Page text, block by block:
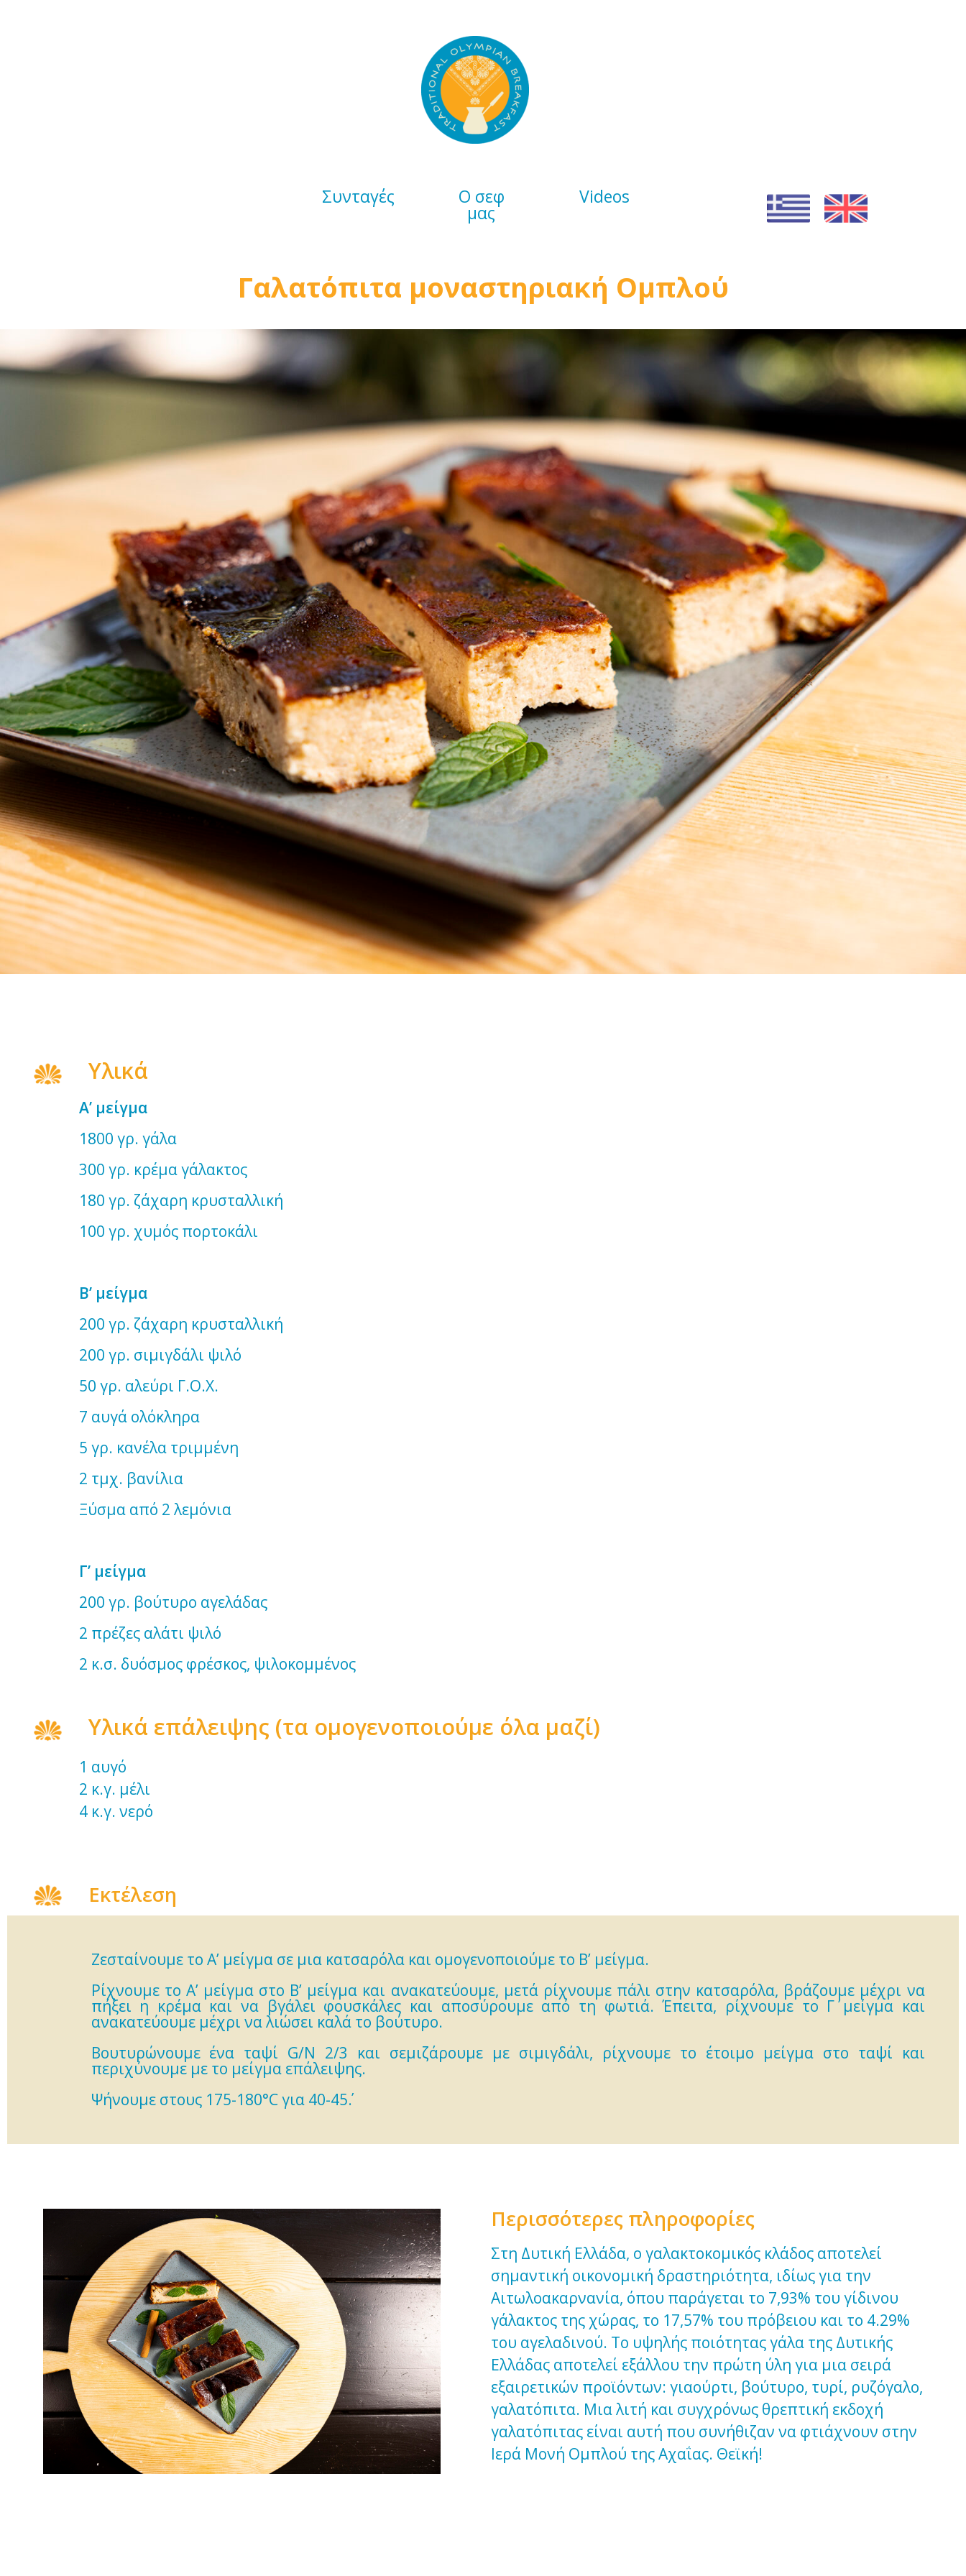
Συνταγές Ο σεφ
μας
Videos
Γαλατόπιτα μοναστηριακή Ομπλού
Υλικά
Α’ μείγμα
1800 γρ. γάλα
300 γρ. κρέμα γάλακτος
180 γρ. ζάχαρη κρυσταλλική
100 γρ. χυμός πορτοκάλι
Β’ μείγμα
200 γρ. ζάχαρη κρυσταλλική
200 γρ. σιμιγδάλι ψιλό
50 γρ. αλεύρι Γ.Ο.Χ.
7 αυγά ολόκληρα
5 γρ. κανέλα τριμμένη
2 τμχ. βανίλια
Ξύσμα από 2 λεμόνια
Γ’ μείγμα
200 γρ. βούτυρο αγελάδας
2 πρέζες αλάτι ψιλό
2 κ.σ. δυόσμος φρέσκος, ψιλοκομμένος
Υλικά επάλειψης (τα ομογενοποιούμε όλα μαζί)
1 αυγό
2 κ.γ. μέλι
4 κ.γ. νερό
Εκτέλεση
Ζεσταίνουμε το Α’ μείγμα σε μια κατσαρόλα και ομογενοποιούμε το Β’ μείγμα.
Ρίχνουμε το Α’ μείγμα στο Β’ μείγμα και ανακατεύουμε, μετά ρίχνουμε πάλι στην κατσαρόλα, βράζουμε μέχρι να
πήξει η κρέμα και να βγάλει φουσκάλες και αποσύρουμε από τη φωτιά. Έπειτα, ρίχνουμε το Γ΄ μείγμα και
ανακατεύουμε μέχρι να λιώσει καλά το βούτυρο.
Βουτυρώνουμε ένα ταψί G/N 2/3 και σεμιζάρουμε με σιμιγδάλι, ρίχνουμε το έτοιμο μείγμα στο ταψί και
περιχύνουμε με το μείγμα επάλειψης.
Ψήνουμε στους 175-180°C για 40-45΄.
Περισσότερες πληροφορίες
Στη Δυτική Ελλάδα, ο γαλακτοκομικός κλάδος αποτελεί
σημαντική οικονομική δραστηριότητα, ιδίως για την
Αιτωλοακαρνανία, όπου παράγεται το 7,93% του γίδινου
γάλακτος της χώρας, το 17,57% του πρόβειου και το 4.29%
του αγελαδινού. Το υψηλής ποιότητας γάλα της Δυτικής
Ελλάδας αποτελεί εξάλλου την πρώτη ύλη για μια σειρά
εξαιρετικών προϊόντων: γιαούρτι, βούτυρο, τυρί, ρυζόγαλο,
γαλατόπιτα. Μια λιτή και συγχρόνως θρεπτική εκδοχή
γαλατόπιτας είναι αυτή που συνήθιζαν να φτιάχνουν στην
Ιερά Μονή Ομπλού της Αχαΐας. Θεϊκή!